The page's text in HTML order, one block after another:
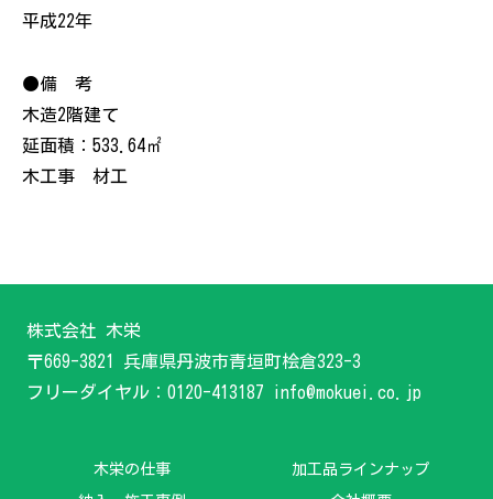
平成22年
●備 考
木造2階建て
延面積：533.64㎡
木工事 材工
株式会社 木栄
〒669-3821 兵庫県丹波市青垣町桧倉323-3
フリーダイヤル：0120-413187 info@mokuei.co.jp
木栄の仕事 加工品ラインナップ